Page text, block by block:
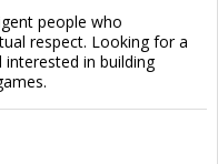
people who
respect. Looking for a
in building